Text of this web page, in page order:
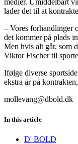
medier. Umiddelbart
lader det til at
– Vores forhandlinger
det kommer på plads
Men hvis alt går, som
Viktor Fischer til
Ifølge diverse
ekstra år på
mollevang@dbold.dk
In this article
D' BOLD